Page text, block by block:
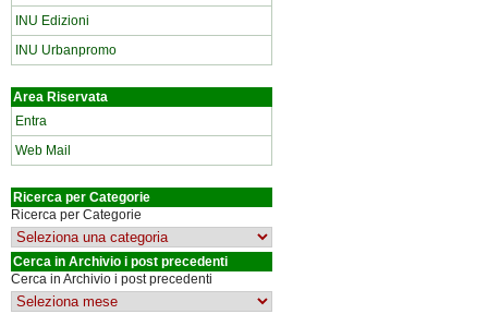
INU Edizioni
INU Urbanpromo
Area Riservata
Entra
Web Mail
Ricerca per Categorie
Ricerca per Categorie
Cerca in Archivio i post precedenti
Cerca in Archivio i post precedenti